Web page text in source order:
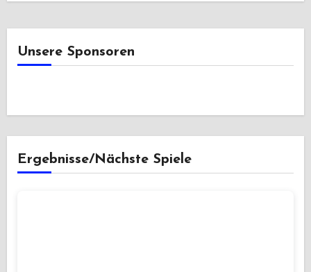
Unsere Sponsoren
Ergebnisse/Nächste Spiele